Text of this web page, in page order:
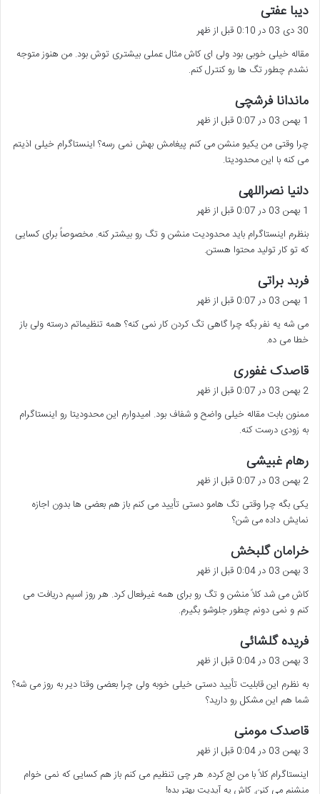
دیبا عفتی
ت
:
30 دی 03 در 0:10 قبل از ظهر
مقاله خیلی خوبی بود ولی ای کاش مثال عملی بیشتری توش بود. من هنوز متوجه
نشدم چطور تگ ها رو کنترل کنم.
ماندانا فرشچی
ف
:
1 بهمن 03 در 0:07 قبل از ظهر
چرا وقتی من یکیو منشن می کنم پیغامش بهش نمی رسه؟ اینستاگرام خیلی اذیتم
می کنه با این محدودیتا.
دلنیا نصراللهی
ف
:
1 بهمن 03 در 0:07 قبل از ظهر
بنظرم اینستاگرام باید محدودیت منشن و تگ رو بیشتر کنه. مخصوصاً برای کسایی
که تو کار تولید محتوا هستن.
فربد براتی
ف
:
1 بهمن 03 در 0:07 قبل از ظهر
می شه یه نفر بگه چرا گاهی تگ کردن کار نمی کنه؟ همه تنظیماتم درسته ولی باز
خطا می ده.
قاصدک غفوری
ف
ت
:
2 بهمن 03 در 0:07 قبل از ظهر
ممنون بابت مقاله خیلی واضح و شفاف بود. امیدوارم این محدودیتا رو اینستاگرام
به زودی درست کنه.
رهام غبیشی
ف
:
2 بهمن 03 در 0:07 قبل از ظهر
یکی بگه چرا وقتی تگ هامو دستی تأیید می کنم باز هم بعضی ها بدون اجازه
نمایش داده می شن؟
خرامان گلبخش
ت
:
3 بهمن 03 در 0:04 قبل از ظهر
کاش می شد کلاً منشن و تگ رو برای همه غیرفعال کرد. هر روز اسپم دریافت می
کنم و نمی دونم چطور جلوشو بگیرم.
فریده گلشائی
ف
3 بهمن 03 در 0:04 قبل از ظهر
به نظرم این قابلیت تأیید دستی خیلی خوبه ولی چرا بعضی وقتا دیر به روز می شه؟
شما هم این مشکل رو دارید؟
قاصدک مومنی
ف
ت
:
3 بهمن 03 در 0:04 قبل از ظهر
اینستاگرام کلاً با من لج کرده. هر چی تنظیم می کنم باز هم کسایی که نمی خوام
منشنم می کنن. کاش یه آپدیت بهتر بده!